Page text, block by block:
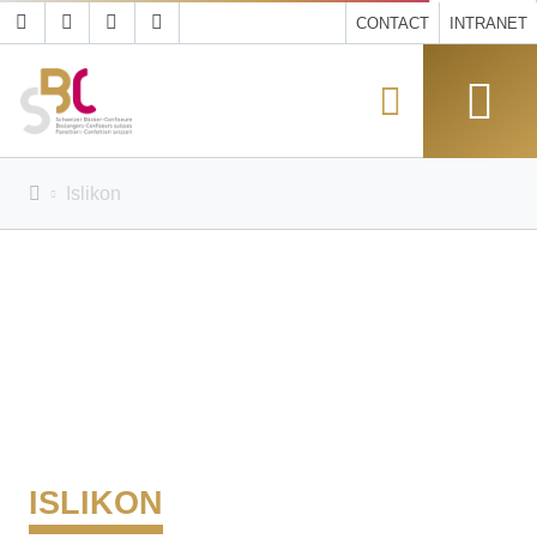
CONTACT INTRANET
Islikon
ISLIKON